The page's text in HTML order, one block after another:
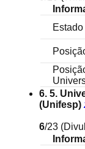
Estado
6. 5.
(Unifesp)
6/23